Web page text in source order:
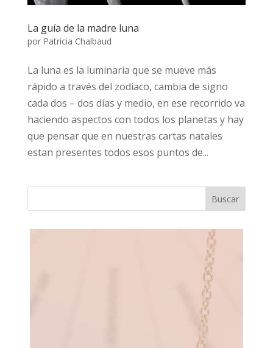
La guía de la madre luna
por Patricia Chalbaud
La luna es la luminaria que se mueve más
rápido a través del zodiaco, cambia de signo
cada dos – dos días y medio, en ese recorrido va
haciendo aspectos con todos los planetas y hay
que pensar que en nuestras cartas natales
estan presentes todos esos puntos de...